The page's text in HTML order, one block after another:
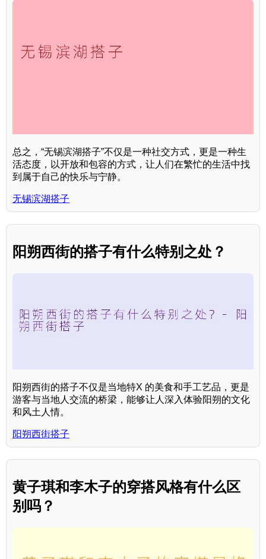
总之，“无锡滨湖搭子”不仅是一种社交方式，更是一种生
活态度，以开放和包容的方式，让人们在繁忙的生活中找
到属于自己的快乐与宁静。
无锡滨湖搭子
阳朔西街的搭子有什么特别之处？
阳朔西街的搭子不仅是当地特X 的美食和手工艺品，更是
游客与当地人交流的桥梁，能够让人深入体验阳朔的文化
和风土人情。
阳朔西街搭子
黄子琪和李木子的穿搭风格有什么区
别吗？